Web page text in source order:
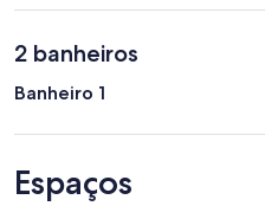
2 banheiros
Banheiro 1
Espaços